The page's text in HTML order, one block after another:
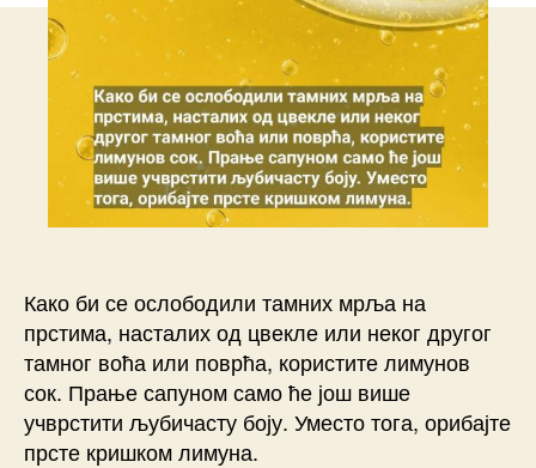
Како би се ослободили тамних мрља на
прстима, насталих од цвекле или неког другог
тамног воћа или поврћа, користите лимунов
сок. Прање сапуном само ће још више
учврстити љубичасту боју. Уместо тога, орибајте
прсте кришком лимуна.